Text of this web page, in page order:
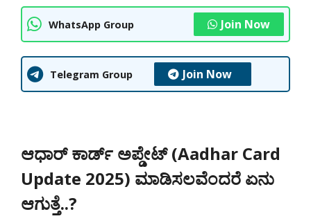
WhatsApp Group Join Now
Telegram Group Join Now
ಆಧಾರ್ ಕಾರ್ಡ್ ಅಪ್ಡೇಟ್ (Aadhar Card
Update 2025) ಮಾಡಿಸಲವೆಂದರೆ ಏನು
ಆಗುತ್ತೆ..?